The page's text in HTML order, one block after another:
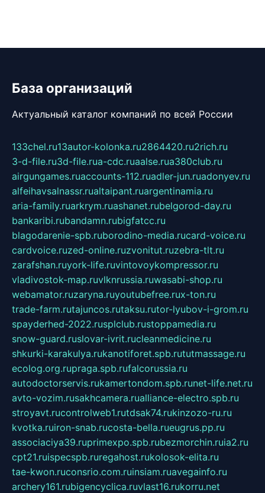
База организаций
Актуальный каталог компаний по всей России
133chel.ru13autor-kolonka.ru2864420.ru2rich.ru
3-d-file.ru3d-file.rua-cdc.ruaalse.rua380club.ru
airgungames.ruaccounts-112.ruadler-jun.ruadonyev.ru
alfeihavsalnassr.rualtaipant.ruargentinamia.ru
aria-family.ruarkrym.ruashanet.rubelgorod-day.ru
bankaribi.rubandamn.rubigfatcc.ru
blagodarenie-spb.ruborodino-media.rucard-voice.ru
cardvoice.ruzed-online.ruzvonitut.ruzebra-tlt.ru
zarafshan.ruyork-life.ruvintovoykompressor.ru
vladivostok-map.ruvlknrussia.ruwasabi-shop.ru
webamator.ruzaryna.ruyoutubefree.rux-ton.ru
trade-farm.rutajuncos.rutaksu.rutor-lyubov-i-grom.ru
spayderhed-2022.rusplclub.rustoppamedia.ru
snow-guard.ruslovar-ivrit.rucleanmedicine.ru
shkurki-karakulya.rukanotiforet.spb.rututmassage.ru
ecolog.org.rupraga.spb.rufalcorussia.ru
autodoctorservis.rukamertondom.spb.runet-life.net.ru
avto-vozim.rusakhcamera.rualliance-electro.spb.ru
stroyavt.rucontrolweb1.rutdsak74.rukinzozo-ru.ru
kvotka.ruiron-snab.rucosta-bella.rueugrus.pp.ru
associaciya39.ruprimexpo.spb.rubezmorchin.ruia2.ru
cpt21.ruispecspb.ruregahost.rukolosok-elita.ru
tae-kwon.ruconsrio.com.ruinsiam.ruavegainfo.ru
archery161.rubigencyclica.ruvlast16.rukorru.net